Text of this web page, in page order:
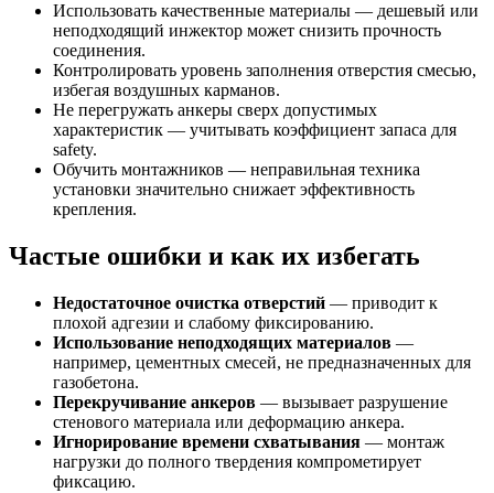
Использовать качественные материалы — дешевый или
неподходящий инжектор может снизить прочность
соединения.
Контролировать уровень заполнения отверстия смесью,
избегая воздушных карманов.
Не перегружать анкеры сверх допустимых
характеристик — учитывать коэффициент запаса для
safety.
Обучить монтажников — неправильная техника
установки значительно снижает эффективность
крепления.
Частые ошибки и как их избегать
Недостаточное очистка отверстий — приводит к
плохой адгезии и слабому фиксированию.
Использование неподходящих материалов —
например, цементных смесей, не предназначенных для
газобетона.
Перекручивание анкеров — вызывает разрушение
стенового материала или деформацию анкера.
Игнорирование времени схватывания — монтаж
нагрузки до полного твердения компрометирует
фиксацию.